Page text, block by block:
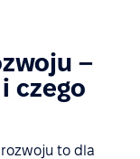
–
czego
to dla